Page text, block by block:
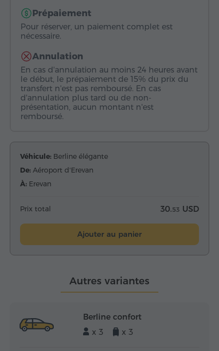
Prépaiement
Pour réserver, un paiement complet est
nécessaire.
Annulation
En cas d'annulation au moins 24 heures avant
le début, le prépaiement de 15% du prix du
transfert n'est pas remboursé. En cas
d'annulation plus tard ou de non-
présentation, aucun montant n'est
remboursé.
Véhicule: Berline élégante
De: Aéroport d'Erevan
À: Erevan
Prix total 30.53 USD
Ajouter au panier
Autres variantes
Berline confort
x 3
x 3